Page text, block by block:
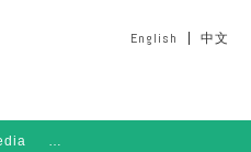
English 中文